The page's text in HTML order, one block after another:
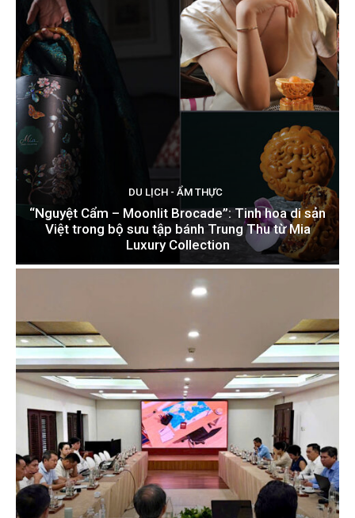
DU LỊCH - ẨM THỰC
“Nguyệt Cẩm – Moonlit Brocade”: Tinh hoa di sản
Việt trong bộ sưu tập bánh Trung Thu từ Mia
Luxury Collection